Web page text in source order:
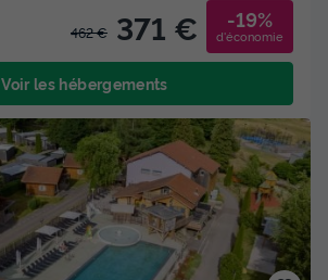
462 € 371 € -19%
d'économie
Voir les hébergements